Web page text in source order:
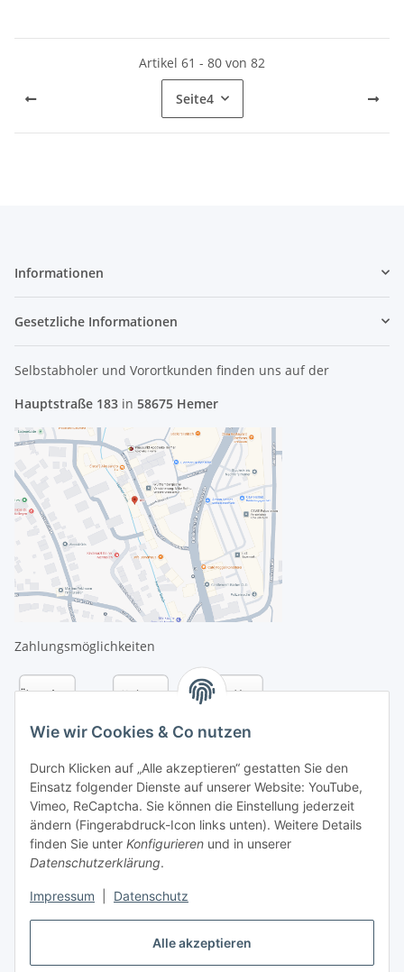
Alle akzeptieren
Wie wir Cookies & Co nutzen
Durch Klicken auf „Alle akzeptieren“ gestatten Sie den
Einsatz folgender Dienste auf unserer Website: YouTube,
Vimeo, ReCaptcha. Sie können die Einstellung jederzeit
ändern (Fingerabdruck-Icon links unten). Weitere Details
finden Sie unter Konfigurieren und in unserer
Datenschutzerklärung.
Impressum Datenschutz
Artikel 61 - 80 von 82
Seite4
Informationen
Gesetzliche Informationen
Selbstabholer und Vorortkunden finden uns auf der
Hauptstraße 183 in 58675 Hemer
Zahlungsmöglichkeiten